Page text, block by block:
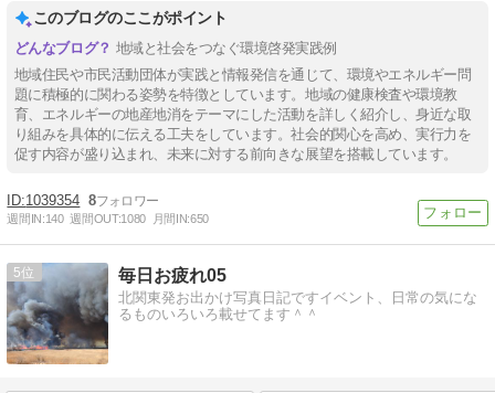
このブログのここがポイント
地域と社会をつなぐ環境啓発実践例
地域住民や市民活動団体が実践と情報発信を通じて、環境やエネルギー問
題に積極的に関わる姿勢を特徴としています。地域の健康検査や環境教
育、エネルギーの地産地消をテーマにした活動を詳しく紹介し、身近な取
り組みを具体的に伝える工夫をしています。社会的関心を高め、実行力を
促す内容が盛り込まれ、未来に対する前向きな展望を搭載しています。
1039354 8
週間IN:140 週間OUT:1080 月間IN:650
5 毎日お疲れ05
北関東発お出かけ写真日記ですイベント、日常の気にな
るものいろいろ載せてます＾＾